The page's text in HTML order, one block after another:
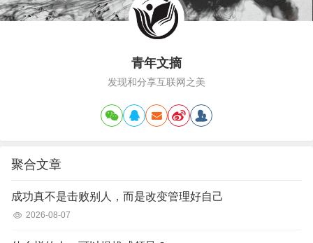
青年文摘
发现和分享互联网之美
聚合文章
成功真不是击败别人，而是改变管理好自己
2026-08-07